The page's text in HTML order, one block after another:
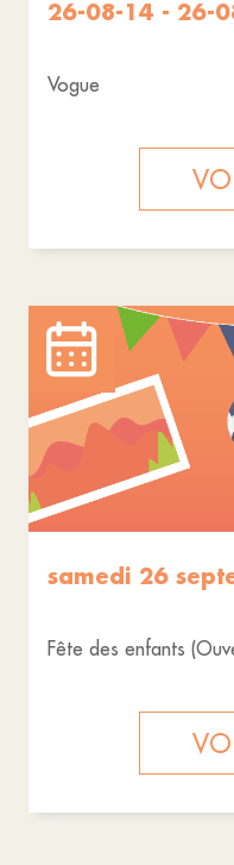
26-08-14 - 26-
Vogue
samedi 26
Fête des enfants